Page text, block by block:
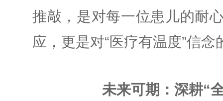
推敲，是对每一位患儿的耐
应，更是对“医疗有温度”信念
未来可期：深耕“